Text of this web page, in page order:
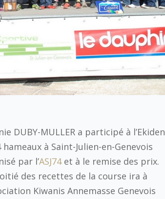
DUBY-MULLER a participé à l’Ekiden
hameaux à Saint-Julien-en-Genevois
par l’ASJ74et à le remise des prix.
des recettes de la course ira à
Kiwanis Annemasse Genevois